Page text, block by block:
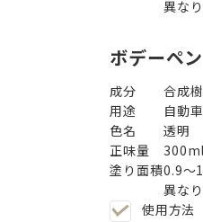
異なり
ボデーペ
成分
合成
用途
自動
色名
透明
正味量
300ml
塗り面積0.9～
異なり
使用方法